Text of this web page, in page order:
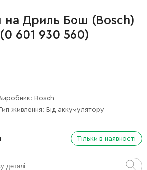
на Дриль Бош (Bosch)
(0 601 930 560)
Bosch
живлення: Від аккумулятору
Тільки в наявності